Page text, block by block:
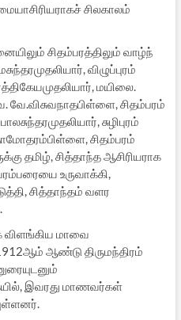
சிலகாலம்
சிதம்பரத்திலும் வாழ்ந்
விழுப்புரம்
மயிலை.
வே.விசுவநாதபிள்ளை, சிதம்பரம்
சுழிபுரம்
சிதம்பரம்
தமிழ், சித்தாந்த ஆசிரியராக
உருவாக்கி,
சித்தாந்தம் வளர
விளங்கிய மாவை
ஆண்டு திருமந்திரம்
இவரது மாணவர்கள்